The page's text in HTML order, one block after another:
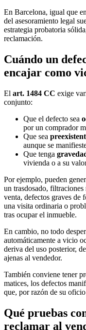
En Barcelona, igual que
del asesoramiento legal
estrategia probatoria
reclamación.
Cuándo un
encajar como
El art. 1484 CC exige
conjunto:
Que el defecto sea
por un comprador
Que sea
aunque se
Que tenga
vivienda o a su
Por ejemplo, pueden
un trasdosado, filtraciones
venta, defectos graves de
una visita ordinaria o
tras ocupar el inmueble.
En cambio, no todo
automáticamente a vicio
deriva del uso posterior,
ajenas al vendedor.
También conviene tener
matices, los defectos
que, por razón de su
Qué pruebas
reclamar al